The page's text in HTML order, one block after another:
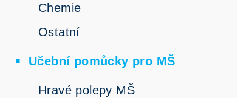
Chemie
Ostatní
Učební pomůcky pro MŠ
Hravé polepy MŠ